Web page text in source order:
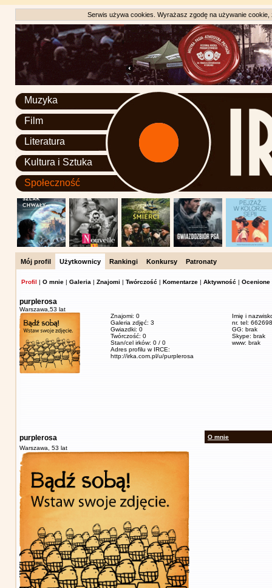
Serwis używa cookies. Wyrażasz zgodę na używanie
Muzyka
Film
Literatura
Kultura i Sztuka
Społeczność
Mój profil Użytkownicy Rankingi Konkursy Patronaty
Profil | O mnie | Galeria | Znajomi | Twórczość | Komentarze | Aktywność | Ocenione
purplerosa
Warszawa, 53 lat
Znajomi: 0
Galeria zdjęć: 3
Gwiazdki: 0
Twórczość: 0
Stan/cel irków: 0 / 0
Adres profilu w IRCE:
http://irka.com.pl/u/purplerosa
Imię i
nr. tel:
GG: brak
Skype: brak
www: brak
purplerosa
Warszawa, 53 lat
O mnie